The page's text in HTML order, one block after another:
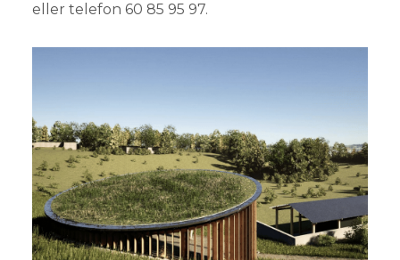
eller telefon 60 85 95 97.